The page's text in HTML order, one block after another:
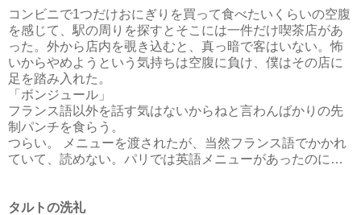
コンビニで1つだけおにぎりを買って食べたいくらいの空腹
を感じて、駅の周りを探すとそこには一件だけ喫茶店があ
った。外から店内を覗き込むと、真っ暗で客はいない。怖
いからやめようという気持ちは空腹に負け、僕はその店に
足を踏み入れた。
「ボンジュール」
フランス語以外を話す気はないからねと言わんばかりの先
制パンチを食らう。
つらい。 メニューを渡されたが、当然フランス語でかかれ
ていて、読めない。パリでは英語メニューがあったのに…
タルトの洗礼